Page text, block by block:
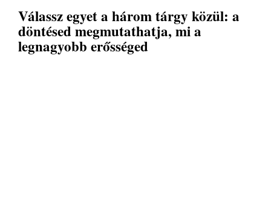
Válassz egyet a három tárgy közül: a
döntésed megmutathatja, mi a
legnagyobb erősséged